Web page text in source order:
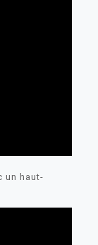
un haut-